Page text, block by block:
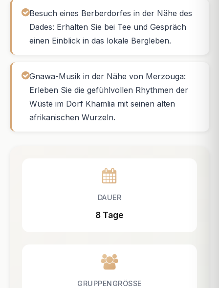
Besuch eines Berberdorfes in der Nähe des
Dades: Erhalten Sie bei Tee und Gespräch
einen Einblick in das lokale Bergleben.
Gnawa-Musik in der Nähe von Merzouga:
Erleben Sie die gefühlvollen Rhythmen der
Wüste im Dorf Khamlia mit seinen alten
afrikanischen Wurzeln.
DAUER
8 Tage
GRUPPENGRÖSSE